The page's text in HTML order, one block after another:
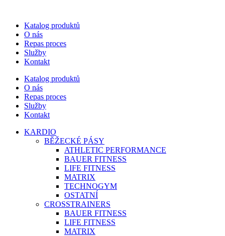
Katalog produktů
O nás
Repas proces
Služby
Kontakt
Katalog produktů
O nás
Repas proces
Služby
Kontakt
KARDIO
BĚŽECKÉ PÁSY
ATHLETIC PERFORMANCE
BAUER FITNESS
LIFE FITNESS
MATRIX
TECHNOGYM
OSTATNÍ
CROSSTRAINERS
BAUER FITNESS
LIFE FITNESS
MATRIX